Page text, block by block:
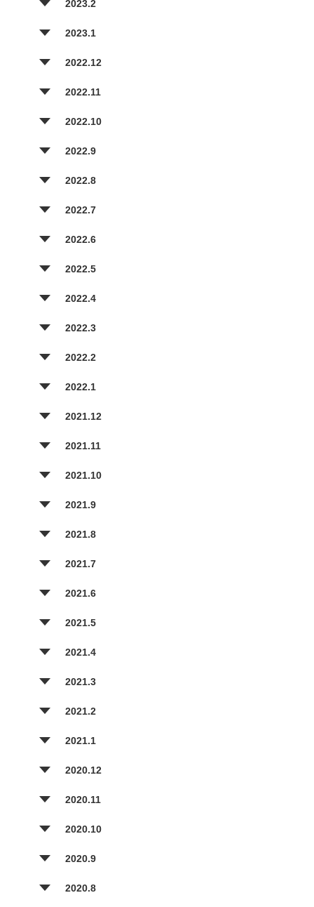
2023.2
2023.1
2022.12
2022.11
2022.10
2022.9
2022.8
2022.7
2022.6
2022.5
2022.4
2022.3
2022.2
2022.1
2021.12
2021.11
2021.10
2021.9
2021.8
2021.7
2021.6
2021.5
2021.4
2021.3
2021.2
2021.1
2020.12
2020.11
2020.10
2020.9
2020.8